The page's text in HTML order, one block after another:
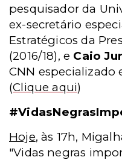
pesquisador da
ex-secretário
Estratégicos da
(2016/18), e Caio
CNN
(Clique aqui)
Hoje, às 17h,
"Vidas negras